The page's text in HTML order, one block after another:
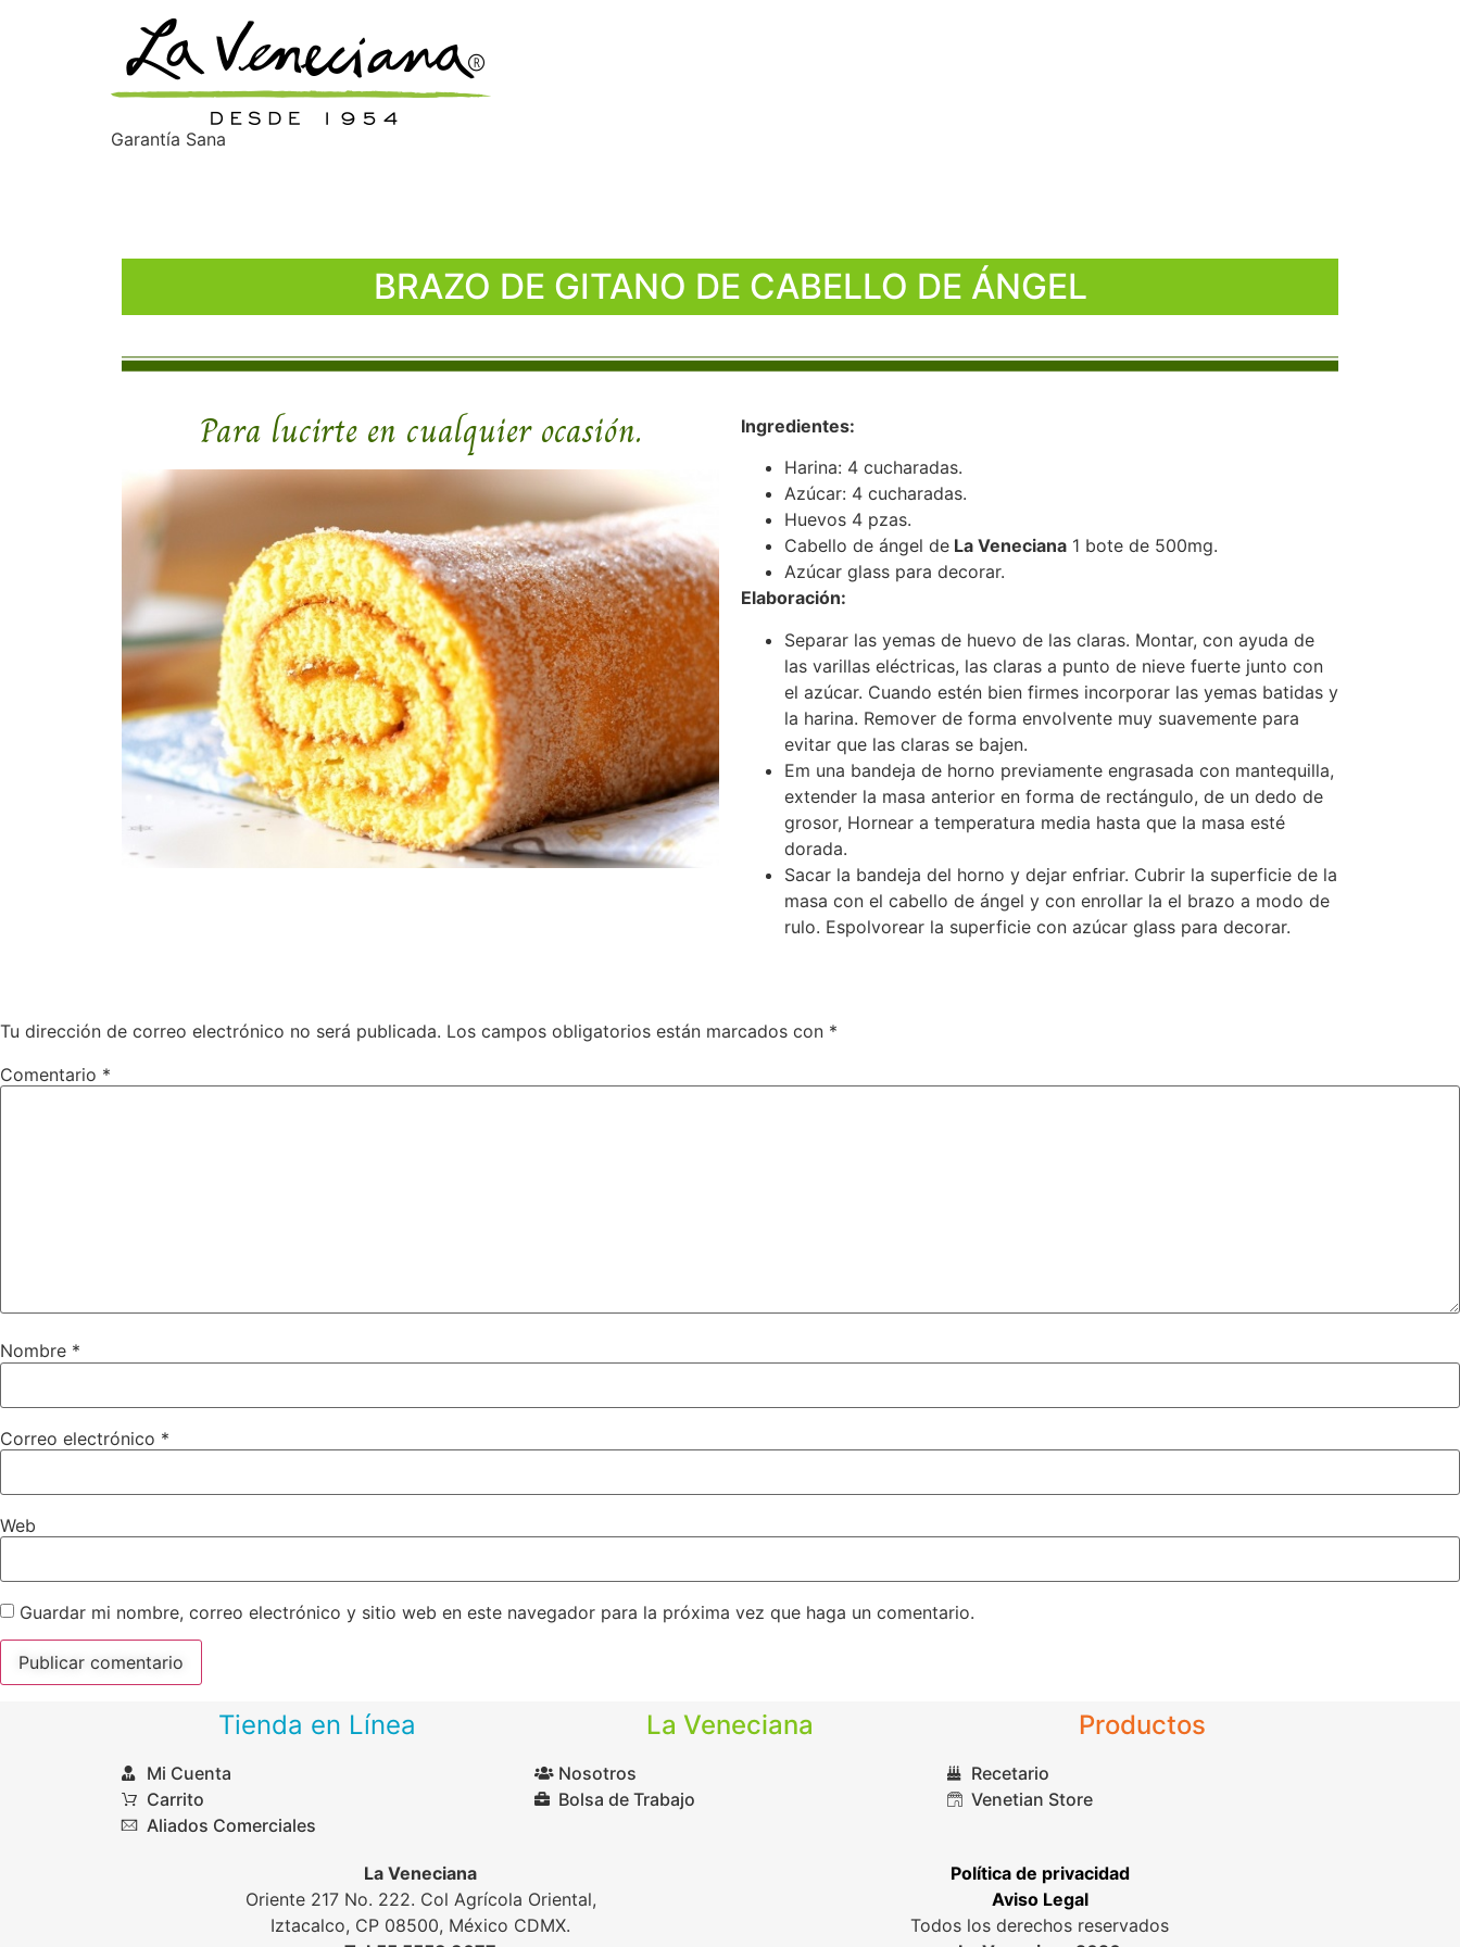
Garantía Sana
BRAZO DE GITANO DE CABELLO DE ÁNGEL
Para lucirte en cualquier ocasión.
Ingredientes:
Harina: 4 cucharadas.
Azúcar: 4 cucharadas.
Huevos 4 pzas.
Cabello de ángel de La Veneciana 1 bote de 500mg.
Azúcar glass para decorar.
Elaboración:
Separar las yemas de huevo de las claras. Montar, con ayuda de
las varillas eléctricas, las claras a punto de nieve fuerte junto con
el azúcar. Cuando estén bien firmes incorporar las yemas batidas y
la harina. Remover de forma envolvente muy suavemente para
evitar que las claras se bajen.
Em una bandeja de horno previamente engrasada con mantequilla,
extender la masa anterior en forma de rectángulo, de un dedo de
grosor, Hornear a temperatura media hasta que la masa esté
dorada.
Sacar la bandeja del horno y dejar enfriar. Cubrir la superficie de la
masa con el cabello de ángel y con enrollar la el brazo a modo de
rulo. Espolvorear la superficie con azúcar glass para decorar.
Tu dirección de correo electrónico no será publicada. Los campos obligatorios están marcados con *
Comentario *
Nombre *
Correo electrónico *
Web
Guardar mi nombre, correo electrónico y sitio web en este navegador para la próxima vez que haga un comentario.
Tienda en Línea
Mi Cuenta
Carrito
Aliados Comerciales
La Veneciana
Nosotros
Bolsa de Trabajo
Productos
Recetario
Venetian Store
La Veneciana
Oriente 217 No. 222. Col Agrícola Oriental,
Iztacalco, CP 08500, México CDMX.
Política de privacidad
Aviso Legal
Todos los derechos reservados